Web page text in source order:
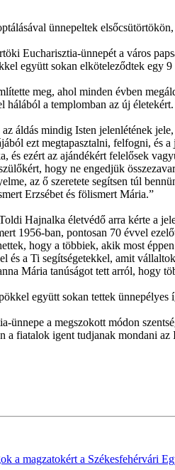
ünnepeltek
Eucharisztia-ünnepét a város
együtt sokan elköteleződtek egy
meg, ahol minden évben
hálából a templomban az új életekért.
áldás mindig Isten jelenlétének
ezt megtapasztalni, felfogni, és
és ezért az ajándékért felelősek
hogy ne engedjük
az ő szeretete segítsen túl
Erzsébet és fölismert Mária.”
Hajnalka életvédő arra kérte a
1956-ban, pontosan 70 évvel
hogy a többiek, akik most
és a Ti segítségetekkel, amit
Mária tanúságot tett arról, hogy
együtt sokan tettek ünnepélyes
ünnepe a megszokott módon
a fiatalok igent tudjanak mondani
a magzatokért a Székesfehérvári